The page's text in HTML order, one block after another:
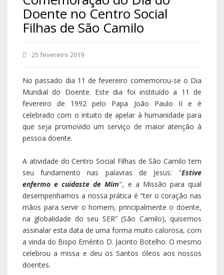
Doente no Centro Social
Filhas de São Camilo
25 fevereiro 2019
No passado dia 11 de fevereiro comemorou-se o Dia
Mundial do Doente. Este dia foi instituído a 11 de
fevereiro de 1992 pelo Papa João Paulo II e é
celebrado com o intuito de apelar à humanidade para
que seja promovido um serviço de maior atenção à
pessoa doente.
A atividade do Centro Social Filhas de São Camilo tem
seu fundamento nas palavras de Jesus: "Estive
enfermo e cuidaste de Mim", e a Missão para qual
desempenhamos a nossa prática é “ter o coração nas
mãos para servir o homem, principalmente o doente,
na globalidade do seu SER” (São Camilo), quisemos
assinalar esta data de uma forma muito calorosa, com
a vinda do Bispo Emérito D. Jacinto Botelho. O mesmo
celebrou a missa e deu os Santos óleos aos nossos
doentes.